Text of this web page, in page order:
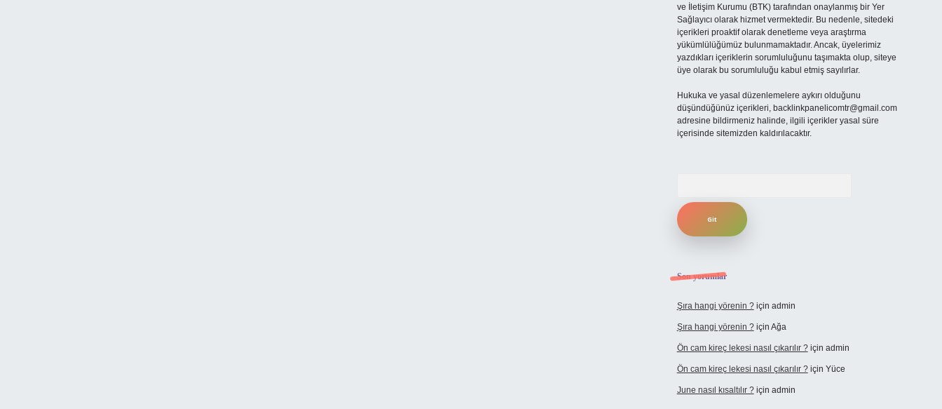
ve İletişim Kurumu (BTK) tarafından onaylanmış bir Yer
Sağlayıcı olarak hizmet vermektedir. Bu nedenle, sitedeki
içerikleri proaktif olarak denetleme veya araştırma
yükümlülüğümüz bulunmamaktadır. Ancak, üyelerimiz
yazdıkları içeriklerin sorumluluğunu taşımakta olup, siteye
üye olarak bu sorumluluğu kabul etmiş sayılırlar.
Hukuka ve yasal düzenlemelere aykırı olduğunu
düşündüğünüz içerikleri, backlinkpanelicomtr@gmail.com
adresine bildirmeniz halinde, ilgili içerikler yasal süre
içerisinde sitemizden kaldırılacaktır.
Son yorumlar
Şıra hangi yörenin ?için admin
Şıra hangi yörenin ?için Ağa
Ön cam kireç lekesi nasıl çıkarılır ?için admin
Ön cam kireç lekesi nasıl çıkarılır ?için Yüce
June nasıl kısaltılır ?için admin